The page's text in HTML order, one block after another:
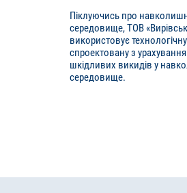
Піклуючись про
середовище, ТОВ
використовує
спроектовану з
шкідливих викидів у
середовище.